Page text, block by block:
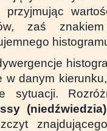
zaś
danym
sytuacji.
(niedźwiedzia)